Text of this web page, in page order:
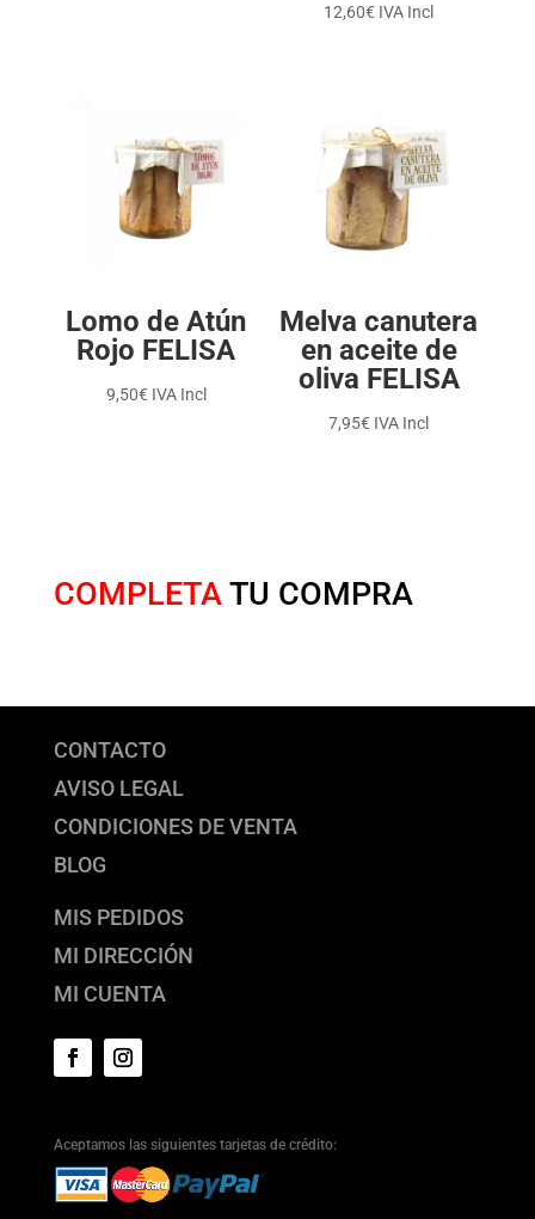
12,60€ IVA Incl
Lomo de Atún
Rojo FELISA
9,50€ IVA Incl
Melva canutera
en aceite de
oliva FELISA
7,95€ IVA Incl
COMPLETATU COMPRA
CONTACTO
AVISO LEGAL
CONDICIONES DE VENTA
BLOG
MIS PEDIDOS
MI DIRECCIÓN
MI CUENTA
Aceptamos las siguientes tarjetas de crédito: